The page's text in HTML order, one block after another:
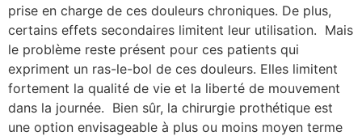
prise en charge de ces douleurs chroniques. De plus,
certains effets secondaires limitent leur utilisation. Mais
le problème reste présent pour ces patients qui
expriment un ras-le-bol de ces douleurs. Elles limitent
fortement la qualité de vie et la liberté de mouvement
dans la journée. Bien sûr, la chirurgie prothétique est
une option envisageable à plus ou moins moyen terme